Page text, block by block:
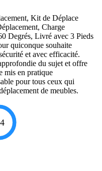
Kit de Déplace
Charge
Degrés, Livré avec 3 Pieds
quiconque souhaite
et avec efficacité.
du sujet et offre
mis en pratique
pour tous ceux qui
de meubles.